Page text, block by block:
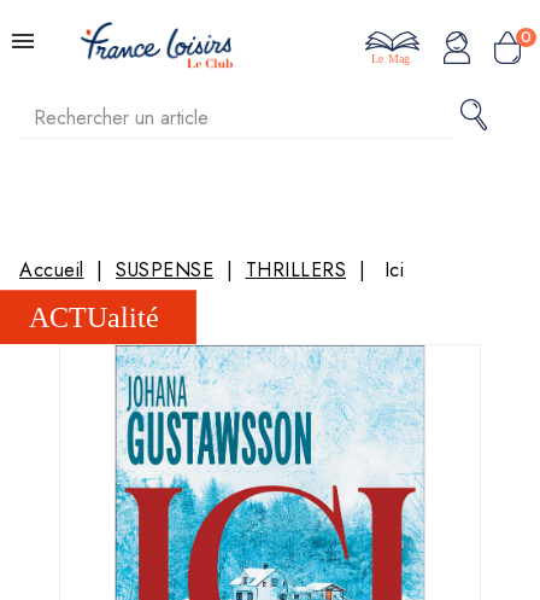
0
Le Mag
Accueil SUSPENSE THRILLERS Ici